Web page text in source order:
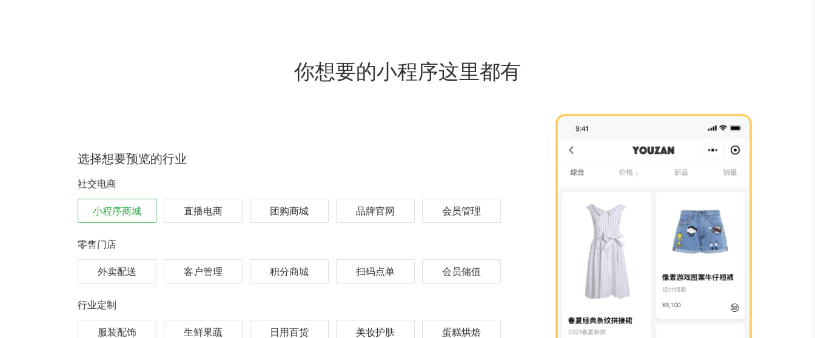
你想要的小程序这里都有
选择想要预览的行业
社交电商
小程序商城 直播电商 团购商城 品牌官网 会员管理
零售门店
外卖配送 客户管理 积分商城 扫码点单 会员储值
行业定制
服装配饰 生鲜果蔬 日用百货 美妆护肤 蛋糕烘焙